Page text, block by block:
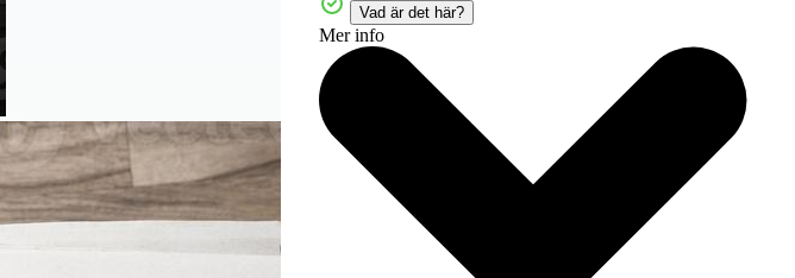
Vad är det här?
Mer info